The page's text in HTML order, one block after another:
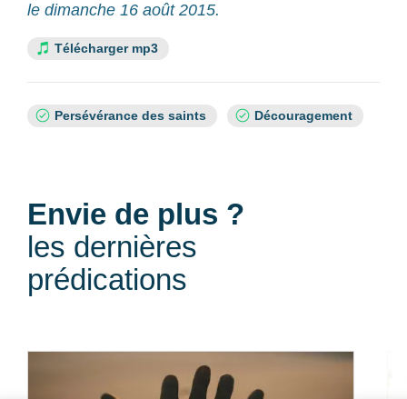
le dimanche 16 août 2015.
Télécharger mp3
SujetsPersévérance des saints Découragement
Envie de plus ?
les dernières
prédications